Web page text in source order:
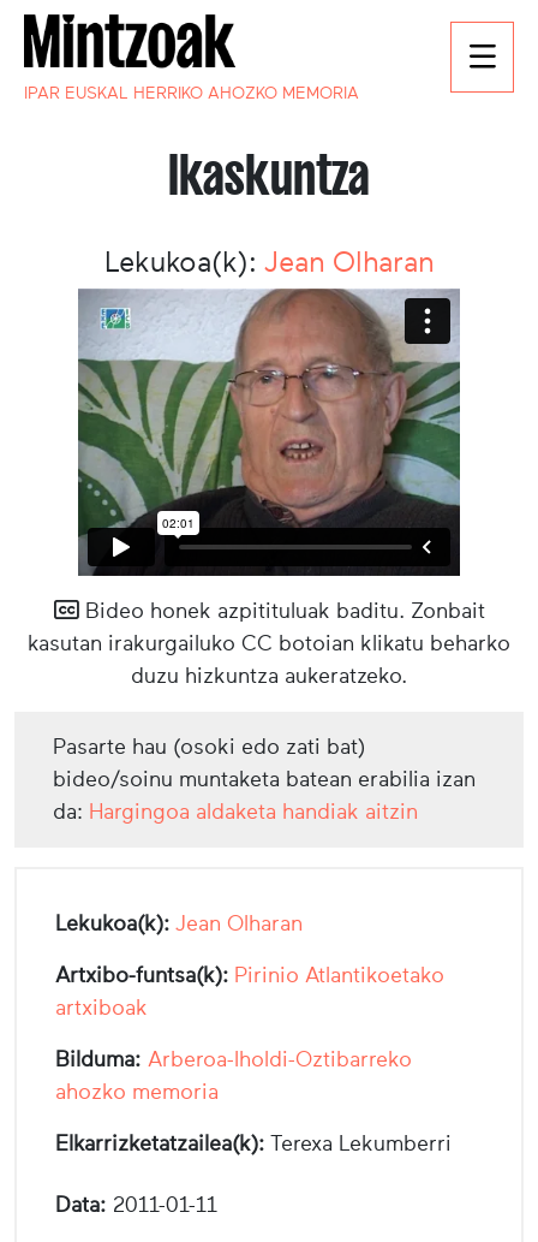
IPAR EUSKAL HERRIKO AHOZKO MEMORIA
Ikaskuntza
Lekukoa(k): Jean Olharan
Bideo honek azpitituluak baditu. Zonbait
kasutan irakurgailuko CC botoian klikatu beharko
duzu hizkuntza aukeratzeko.
Pasarte hau (osoki edo zati bat)
bideo/soinu muntaketa batean erabilia izan
da: Hargingoa aldaketa handiak aitzin
Lekukoa(k): Jean Olharan
Artxibo-funtsa(k): Pirinio Atlantikoetako
artxiboak
Bilduma: Arberoa-Iholdi-Oztibarreko
ahozko memoria
Elkarrizketatzailea(k): Terexa Lekumberri
Data: 2011-01-11